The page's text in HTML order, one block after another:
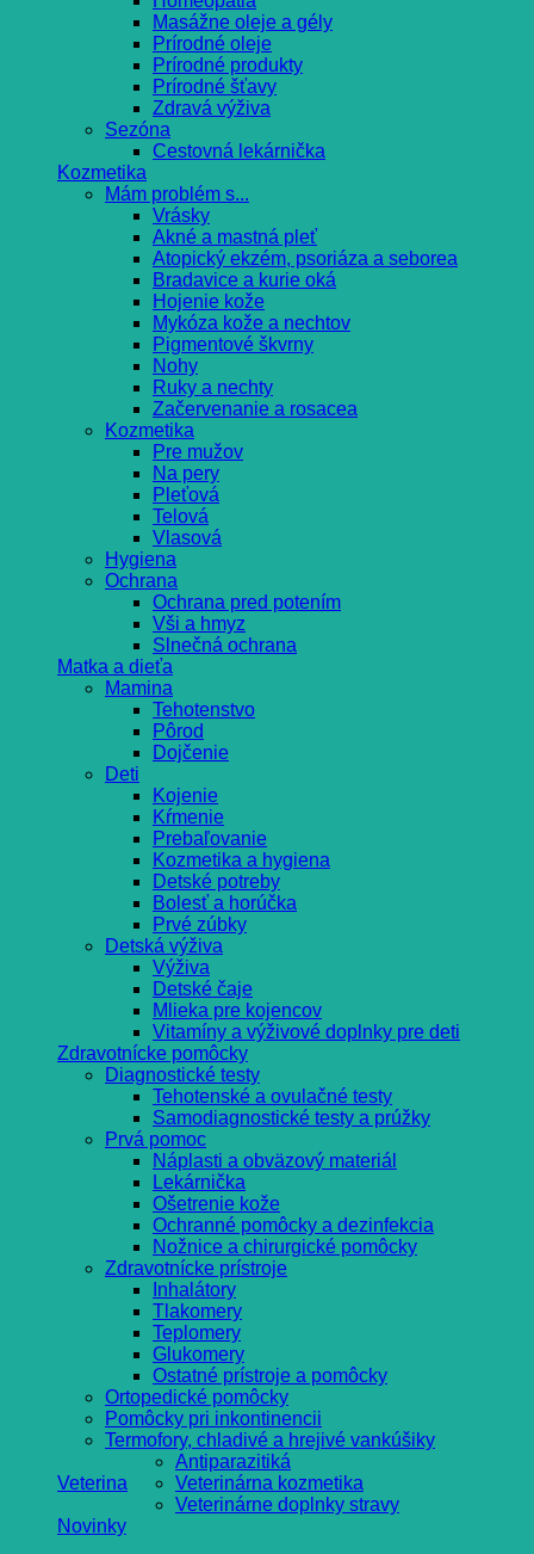
Masážne oleje a gély
Prírodné oleje
Prírodné produkty
Prírodné šťavy
Zdravá výživa
Sezóna
Cestovná lekárnička
Kozmetika
Mám problém s...
Vrásky
Akné a mastná pleť
Atopický ekzém, psoriáza a seborea
Bradavice a kurie oká
Hojenie kože
Mykóza kože a nechtov
Pigmentové škvrny
Nohy
Ruky a nechty
Začervenanie a rosacea
Kozmetika
Pre mužov
Na pery
Pleťová
Telová
Vlasová
Hygiena
Ochrana
Ochrana pred potením
Vši a hmyz
Slnečná ochrana
Matka a dieťa
Mamina
Tehotenstvo
Pôrod
Dojčenie
Deti
Kojenie
Kŕmenie
Prebaľovanie
Kozmetika a hygiena
Detské potreby
Bolesť a horúčka
Prvé zúbky
Detská výživa
Výživa
Detské čaje
Mlieka pre kojencov
Vitamíny a výživové doplnky pre deti
Zdravotnícke pomôcky
Diagnostické testy
Tehotenské a ovulačné testy
Samodiagnostické testy a prúžky
Prvá pomoc
Náplasti a obväzový materiál
Lekárnička
Ošetrenie kože
Ochranné pomôcky a dezinfekcia
Nožnice a chirurgické pomôcky
Zdravotnícke prístroje
Inhalátory
Tlakomery
Teplomery
Glukomery
Ostatné prístroje a pomôcky
Ortopedické pomôcky
Pomôcky pri inkontinencii
Termofory, chladivé a hrejivé vankúšiky
Veterina
Antiparazitiká
Veterinárna kozmetika
Veterinárne doplnky stravy
Novinky